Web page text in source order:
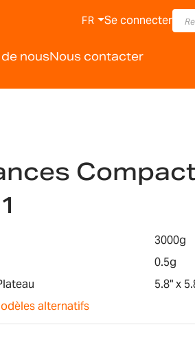
nousNous contacter
FR Se connecter
3000g
0.5g
5.8" x
alternatifs